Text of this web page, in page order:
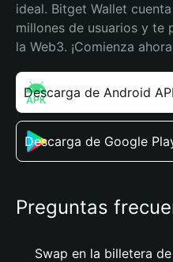
ideal. Bitget Wallet
millones de usuarios y te
la Web3. ¡Comienza
Descarga de Android
Descarga de Google
Preguntas
Swap en la billetera